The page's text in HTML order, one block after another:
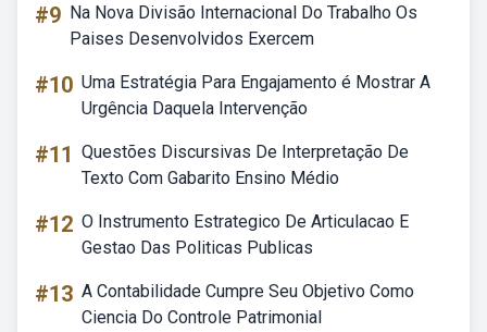
#9 Na Nova Divisão Internacional Do Trabalho Os
Paises Desenvolvidos Exercem
#10 Uma Estratégia Para Engajamento é Mostrar A
Urgência Daquela Intervenção
#11 Questões Discursivas De Interpretação De
Texto Com Gabarito Ensino Médio
#12 O Instrumento Estrategico De Articulacao E
Gestao Das Politicas Publicas
#13 A Contabilidade Cumpre Seu Objetivo Como
Ciencia Do Controle Patrimonial